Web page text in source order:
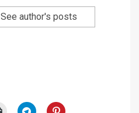
See author's posts